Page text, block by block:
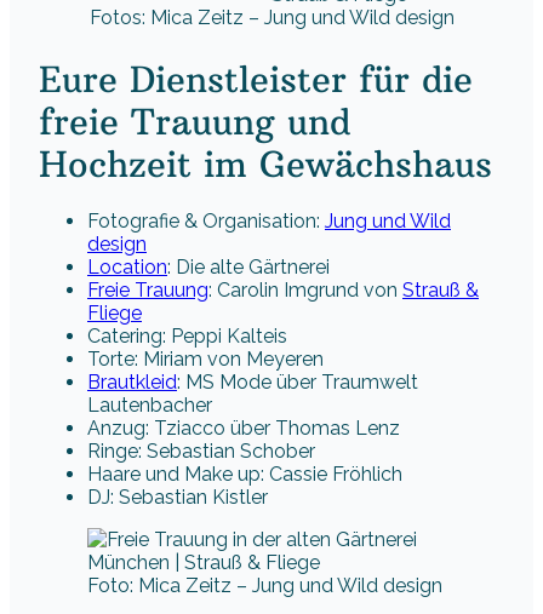
Fotos: Mica Zeitz – Jung und Wild design
Eure Dienstleister für die
freie Trauung und
Hochzeit im Gewächshaus
Fotografie & Organisation: Jung und Wild
design
Location: Die alte Gärtnerei
Freie Trauung: Carolin Imgrund von Strauß &
Fliege
Catering: Peppi Kalteis
Torte: Miriam von Meyeren
Brautkleid: MS Mode über Traumwelt
Lautenbacher
Anzug: Tziacco über Thomas Lenz
Ringe: Sebastian Schober
Haare und Make up: Cassie Fröhlich
DJ: Sebastian Kistler
Foto: Mica Zeitz – Jung und Wild design